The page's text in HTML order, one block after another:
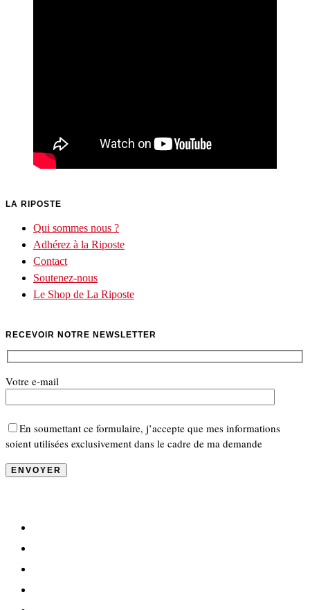
LA RIPOSTE
Qui sommes nous ?
Adhérez à la Riposte
Contact
Soutenez-nous
Le Shop de La Riposte
RECEVOIR NOTRE NEWSLETTER
Votre e-mail
En soumettant ce formulaire, j’accepte que mes informations
soient utilisées exclusivement dans le cadre de ma demande